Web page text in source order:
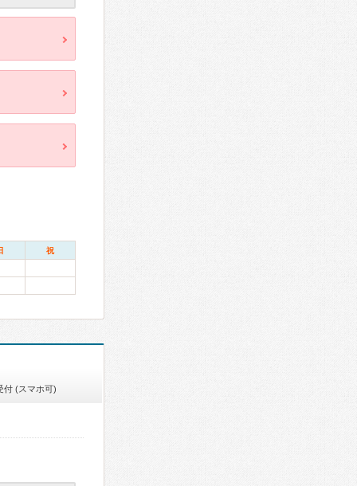
祝
付 (スマホ可)